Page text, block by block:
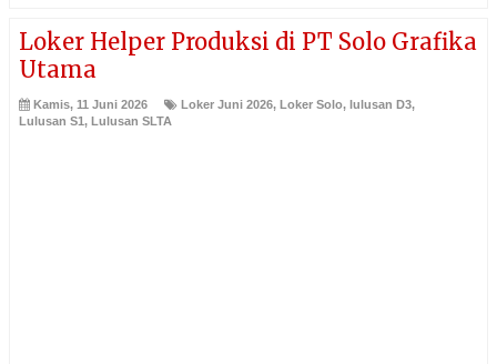
Loker Helper Produksi di PT Solo Grafika
Utama
Kamis, 11 Juni 2026 Loker Juni 2026, Loker Solo, lulusan D3,
Lulusan S1 , Lulusan SLTA